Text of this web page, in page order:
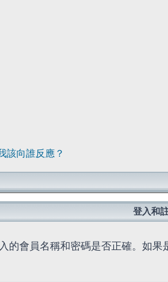
該向誰反應？
登入和
的會員名稱和密碼是否正確。如